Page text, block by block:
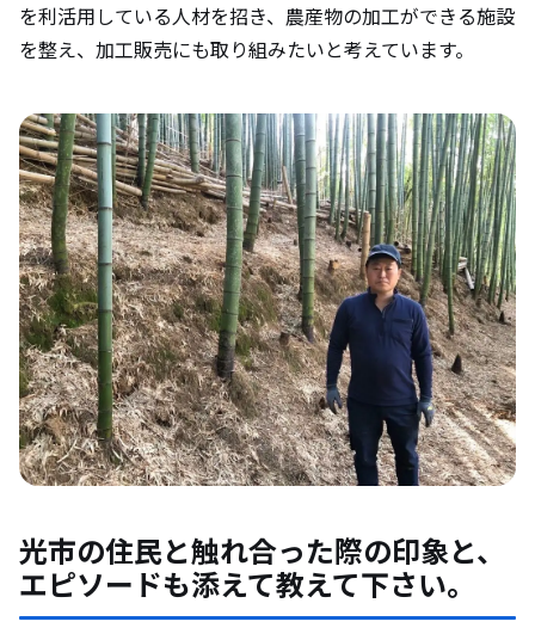
を利活用している人材を招き、農産物の加工ができる施設
を整え、加工販売にも取り組みたいと考えています。
光市の住民と触れ合った際の印象と、
エピソードも添えて教えて下さい。